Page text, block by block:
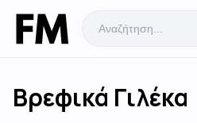
Βρεφικά Γιλέκα